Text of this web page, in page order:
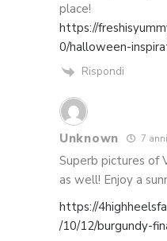
place!
https://
0/halloween-
Rispondi
Unknown 7
Superb pictures of
as well! Enjoy a
https://
/10/12/burgundy-